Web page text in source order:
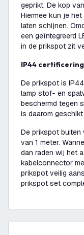
geprikt. De kop
Hiermee kun je
laten schijnen.
een geïntegreerd
in de prikspot zit
IP44 certificering
De prikspot is
lamp stof- en
beschermd tegen
is daarom
De prikspot buiten
van 1 meter.
dan raden wij het
kabelconnector
prikspot veilig
prikspot set